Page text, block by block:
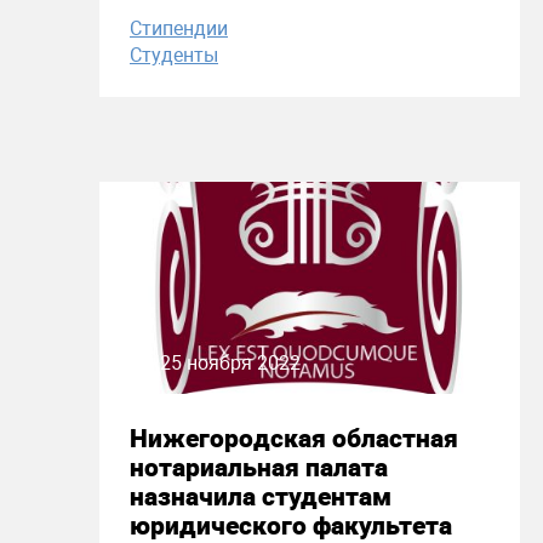
Стипендии
Студенты
25 ноября 2022
Нижегородская областная
нотариальная палата
назначила студентам
юридического факультета